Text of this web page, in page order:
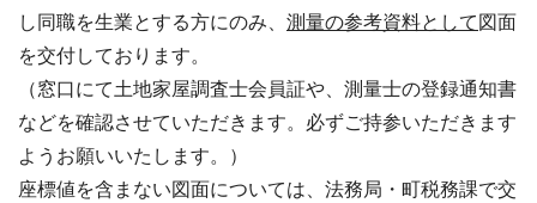
し同職を生業とする方にのみ、 測量の参考資料として 図面
を交付しております。
（窓口にて土地家屋調査士会員証や、測量士の登録通知書
などを確認させていただきます。必ずご持参いただきます
ようお願いいたします。）
座標値を含まない図面については、法務局・町税務課で交